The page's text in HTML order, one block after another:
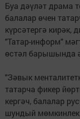
Буа дәүләт драма
балалар өчен
күрсәтергә кирәк,
"Татар-информ"
өстәл барышында
"Зәвык
татарча фикер
кергәч, балалар
шундый мөмкинлек